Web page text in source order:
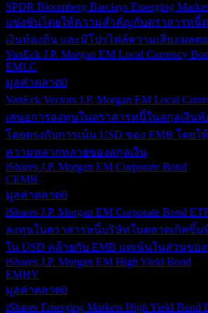
SPDR Bloomberg Barclays Emerging
แข่งขันโดยให้ความสำคัญกับตราสารหนี้
เงินท้องถิ่น และมีโปรไฟล์ความเสี่ยง/ผล
VanEck J.P. Morgan EM Local Currency
EMLC
มูลค่าตลาด0
VanEck Vectors J.P. Morgan EM Local
เสนอการลงทุนในตราสารหนี้ในสกุลเงิน
โดยตรงกับการเน้น USD ของ EMB โดยใ
ความหลากหลายของสกุลเงิน
iShares J.P. Morgan EM Corporate Bond
CEMB
มูลค่าตลาด0
iShares J.P. Morgan EM Corporate Bond
ลงทุนในตราสารหนี้บริษัทในตลาดเกิดขึ้
ใน USD คล้ายกับ EMB แต่เน้นในส่วนขอ
iShares J.P. Morgan EM High Yield Bond
EMHY
มูลค่าตลาด0
iShares Emerging Markets High Yield